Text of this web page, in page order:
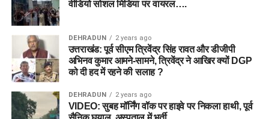
वीडियो सोशल मिडिया पर वायरल….
DEHRADUN 2 years ago
उत्तराखंड: पूर्व सीएम त्रिवेंद्र सिंह रावत और डीजीपी
अभिनव कुमार आमने-सामने, त्रिवेंद्र ने आखिर क्यों DGP
को दी हद में रहने की सलाह ?
DEHRADUN 2 years ago
VIDEO: सुबह मॉर्निंग वॉक पर हाइवे पर निकला हाथी, पूर्व